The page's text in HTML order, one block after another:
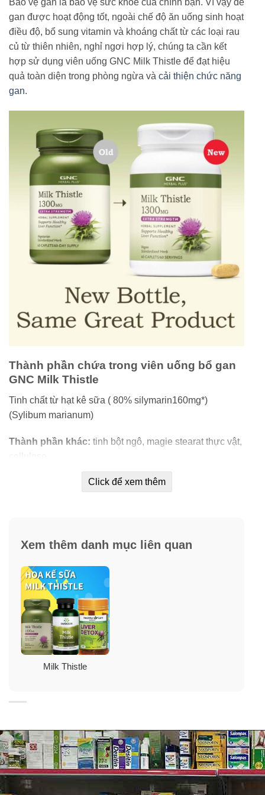
Bảo vệ gan là bảo vệ sức khỏe của chính bạn. Vì vậy để
gan được hoạt động tốt, ngoài chế độ ăn uống sinh hoạt
điều độ, bổ sung vitamin và khoáng chất từ các loại rau
củ từ thiên nhiên, nghỉ ngơi hợp lý, chúng ta cần kết
hợp sử dụng viên uống GNC Milk Thistle để đạt hiệu
quả toàn diện trong phòng ngừa và cải thiện chức năng
gan.
Thành phần chứa trong viên uống bổ gan
GNC Milk Thistle
Tinh chất từ hạt kê sữa ( 80% silymarin160mg*)
(Sylibum marianum)
Thành phần khác: tinh bột ngô, magie stearat thực vật,
cellulose.
Lecithin trong dầu đậu nành: Giảm cholesterol trong
Lecithin giúp cho tim khỏe mạnh, cải thiện hệ thần kinh,
những người ăn kiêng, béo phì.
Sáp ong vàng: Được coi là một trong những môi trường
sống tinh khiết trên thế giới giúp kháng nấm và kháng
sinh tự nhiên, ức chế và kích thích
Click để xem thêm
Xem thêm danh mục liên quan
Milk Thistle